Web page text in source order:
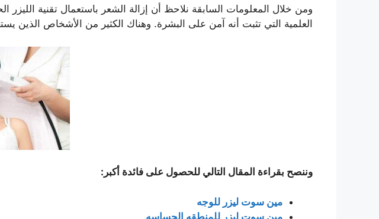
ومن خلال المعلومات السابقة نلاحظ أن إزالة الشعر باستعمال تقنية
العلمية التي تثبت أنه آمن على البشرة. وهناك الكثير من الأشخاص
وننصح بقراءة المقال التالي للحصول على فائدة أكبر:
مين سوت ليزر للوجه
مين سوت ليزر للمنطقه الحساسه